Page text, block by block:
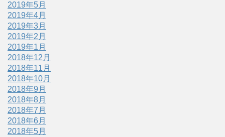
2019年5月
2019年4月
2019年3月
2019年2月
2019年1月
2018年12月
2018年11月
2018年10月
2018年9月
2018年8月
2018年7月
2018年6月
2018年5月